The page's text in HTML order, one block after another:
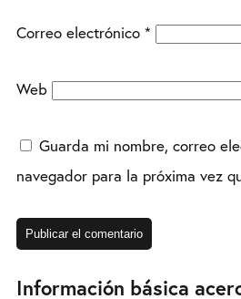
Correo electrónico *
Web
Guarda mi nombre, correo
navegador para la próxima vez
Información básica